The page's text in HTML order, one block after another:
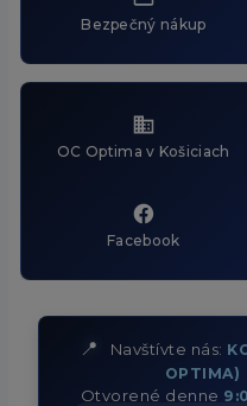
Bezpečný nákup
OC Optima v Košiciach
Facebook
📍 Navštívte nás:
OPTIMA)
Otvorené denne